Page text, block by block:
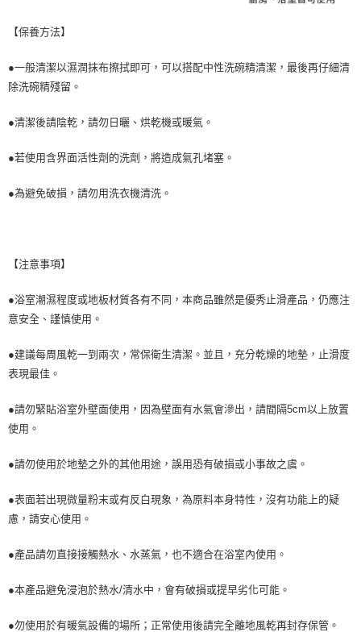
【保養方法】
●一般清潔以濕潤抹布擦拭即可，可以搭配中性洗碗精清潔，最後再仔細清
除洗碗精殘留。
●清潔後請陰乾，請勿日曬、烘乾機或暖氣。
●若使用含界面活性劑的洗劑，將造成氣孔堵塞。
●為避免破損，請勿用洗衣機清洗。
【注意事項】
●浴室潮濕程度或地板材質各有不同，本商品雖然是優秀止滑產品，仍應注
意安全、謹慎使用。
●建議每周風乾一到兩次，常保衛生清潔。並且，充分乾燥的地墊，止滑度
表現最佳。
●請勿緊貼浴室外壁面使用，因為壁面有水氣會滲出，請間隔5cm以上放置
使用。
●請勿使用於地墊之外的其他用途，誤用恐有破損或小事故之虞。
●表面若出現微量粉末或有反白現象，為原料本身特性，沒有功能上的疑
慮，請安心使用。
●產品請勿直接接觸熱水、水蒸氣，也不適合在浴室內使用。
●本產品避免浸泡於熱水/清水中，會有破損或提早劣化可能。
●勿使用於有暖氣設備的場所；正常使用後請完全離地風乾再封存保管。